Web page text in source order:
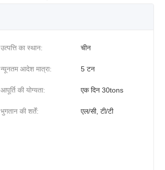
उत्पत्ति का स्थान: चीन
न्यूनतम आदेश मात्रा: 5 टन
आपूर्ति की योग्यता: एक दिन 30tons
भुगतान की शर्तें: एल/सी, टी/टी